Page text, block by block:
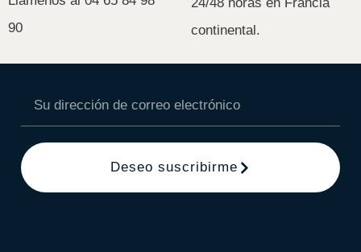
90
continental.
Deseo suscribirme